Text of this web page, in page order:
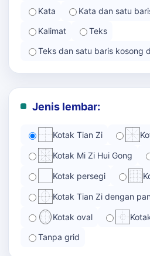
Kata
Kata dan satu
Kalimat
Teks
Teks dan satu baris kosong
Jenis lembar:
Kotak Tian Zi
Kotak Mi Zi Hui Gong
Kotak persegi
Kotak Tian Zi dengan
Kotak oval
Tanpa grid